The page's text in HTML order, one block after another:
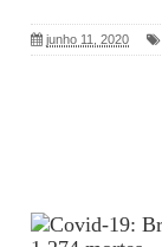
junho 11, 2020